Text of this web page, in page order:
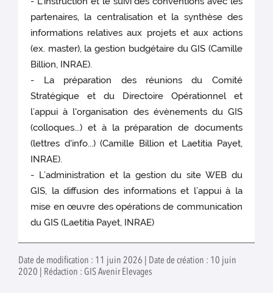
partenaires, la centralisation et la synthèse des
informations relatives aux projets et aux actions
(ex. master), la gestion budgétaire du GIS (Camille
Billion, INRAE).
- La préparation des réunions du Comité
Stratégique et du Directoire Opérationnel et
l’appui à l'organisation des évènements du GIS
(colloques...) et à la préparation de documents
(lettres d'info...) (Camille Billion et Laetitia Payet,
INRAE).
- L’administration et la gestion du site WEB du
GIS, la diffusion des informations et l’appui à la
mise en œuvre des opérations de communication
du GIS (Laetitia Payet, INRAE)
Date de modification : 11 juin 2026 | Date de création : 10 juin
2020 | Rédaction : GIS Avenir Elevages